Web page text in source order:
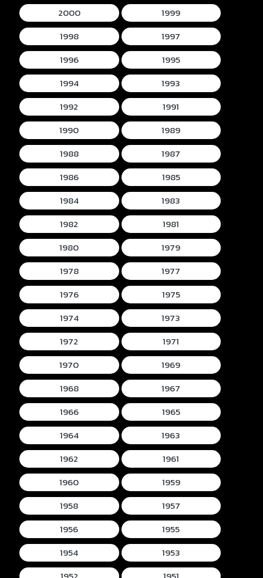
2000
1999
1998
1997
1996
1995
1994
1993
1992
1991
1990
1989
1988
1987
1986
1985
1984
1983
1982
1981
1980
1979
1978
1977
1976
1975
1974
1973
1972
1971
1970
1969
1968
1967
1966
1965
1964
1963
1962
1961
1960
1959
1958
1957
1956
1955
1954
1953